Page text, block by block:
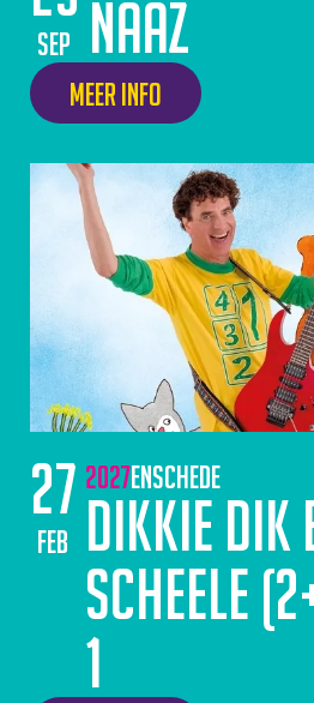
sep Naaz
Meer info
27
feb
2027Enschede
Dikkie Dik
Scheele
1